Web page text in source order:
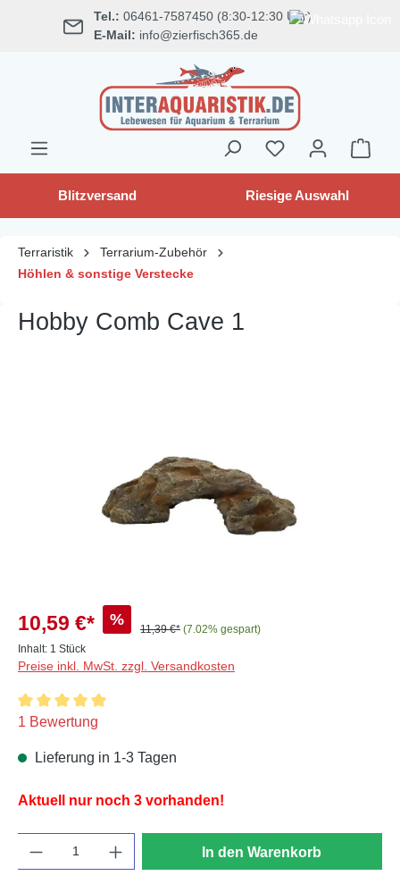
springen Tel.: 06461-7587450 (8:30-12:30 Uhr)
E-Mail: info@zierfisch365.de
Blitzversand Riesige Auswahl
Terraristik
Terrarium-Zubehör
Höhlen & sonstige Verstecke
Hobby Comb Cave 1
10,59 €* %
11,39 €* (7.02% gespart)
Inhalt: 1 Stück
Preise inkl. MwSt. zzgl. Versandkosten
Durchschnittliche Bewertung von 5 von 5 Sternen
1 Bewertung
Lieferung in 1-3 Tagen
Aktuell nur noch 3 vorhanden!
In den Warenkorb